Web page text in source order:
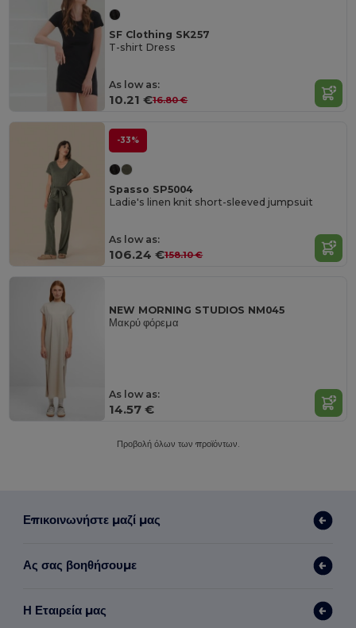
SF Clothing SK257
T-shirt Dress
As low as:
10.21 €16.80 €
-33%
Spasso SP5004
Ladie's linen knit short-sleeved jumpsuit
As low as:
106.24 €158.10 €
NEW MORNING STUDIOS NM045
Μακρύ φόρεμα
As low as:
14.57 €
Προβολή όλων των προϊόντων.
Επικοινωνήστε μαζί μας
Ας σας βοηθήσουμε
Η Εταιρεία μας